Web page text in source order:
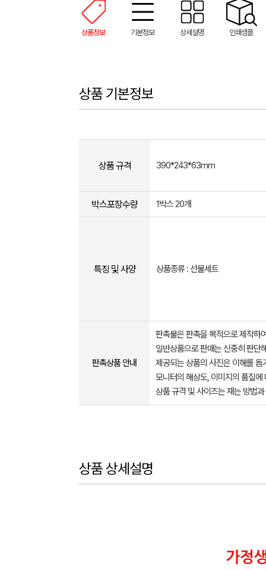
상품정보 기본정보 상세설명 인쇄샘플
상품 기본정보
상품 규격 390*243*63mm
박스포장수량 1박스 20개
특징 및 사양 상품종류 : 선물세트
판촉상품 안내
판촉물은 판촉을 목적으로 제작하
일반상품으로 판매는 신중히 판단
제공되는 상품의 사진은 이해를
모니터의 해상도, 이미지의 품질
상품 규격 및 사이즈는 재는 방법
상품 상세설명